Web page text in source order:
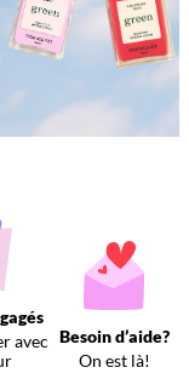
avec Besoin d’aide?
On est là!